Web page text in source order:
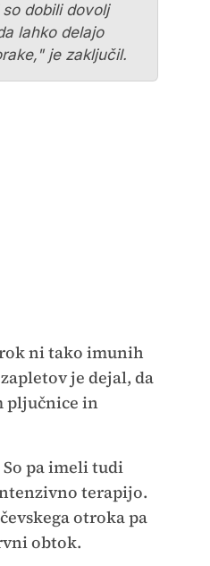
dobili dovolj
lahko delajo
je zaključil.
ni tako imunih
je dejal, da
pljučnice in
pa imeli tudi
terapijo.
otroka pa
obtok.